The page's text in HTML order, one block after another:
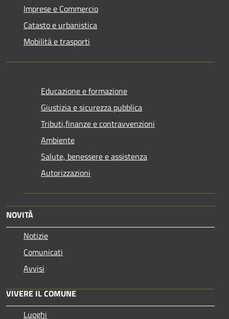
Imprese e Commercio
Catasto e urbanistica
Mobilità e trasporti
Educazione e formazione
Giustizia e sicurezza pubblica
Tributi,finanze e contravvenzioni
Ambiente
Salute, benessere e assistenza
Autorizzazioni
NOVITÀ
Notizie
Comunicati
Avvisi
VIVERE IL COMUNE
Luoghi